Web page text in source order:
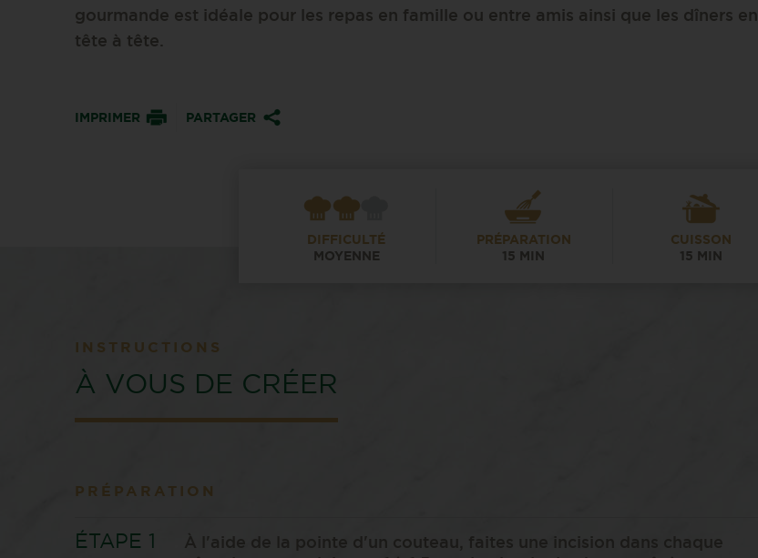
gourmande est idéale pour les repas en famille ou entre amis ainsi que les dîners en
tête à tête.
IMPRIMER PARTAGER
DIFFICULTÉ
MOYENNE
PRÉPARATION
15 MIN
CUISSON
15 MIN
INSTRUCTIONS
À VOUS DE CRÉER
PRÉPARATION
À l'aide de la pointe d'un couteau, faites une incision dans chaque